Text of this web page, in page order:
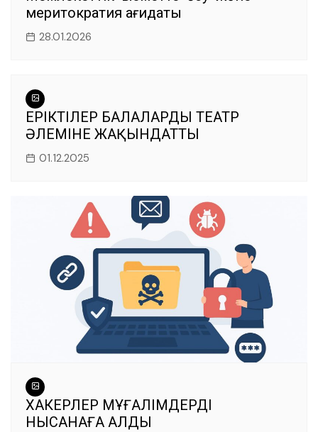
меритократия қағидаты
28.01.2026
ЕРІКТІЛЕР БАЛАЛАРДЫ ТЕАТР
ӘЛЕМІНЕ ЖАҚЫНДАТТЫ
01.12.2025
ХАКЕРЛЕР МҰҒАЛІМДЕРДІ
НЫСАНАҒА АЛДЫ